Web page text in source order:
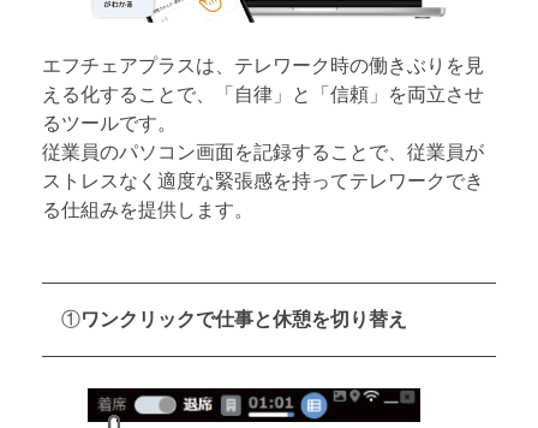
エフチェアプラスは、テレワーク時の働きぶりを見
える化することで、「自律」と「信頼」を両立させ
るツールです。
従業員のパソコン画面を記録することで、従業員が
ストレスなく適度な緊張感を持ってテレワークでき
る仕組みを提供します。
①ワンクリックで仕事と休憩を切り替え